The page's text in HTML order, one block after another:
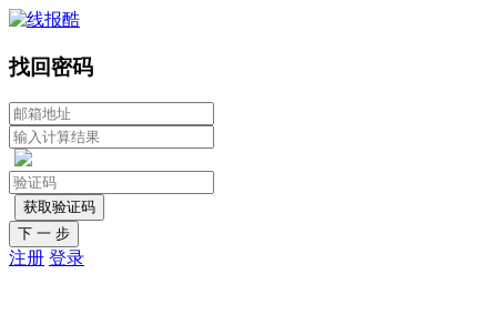
找回密码
下 一 步
注册 登录